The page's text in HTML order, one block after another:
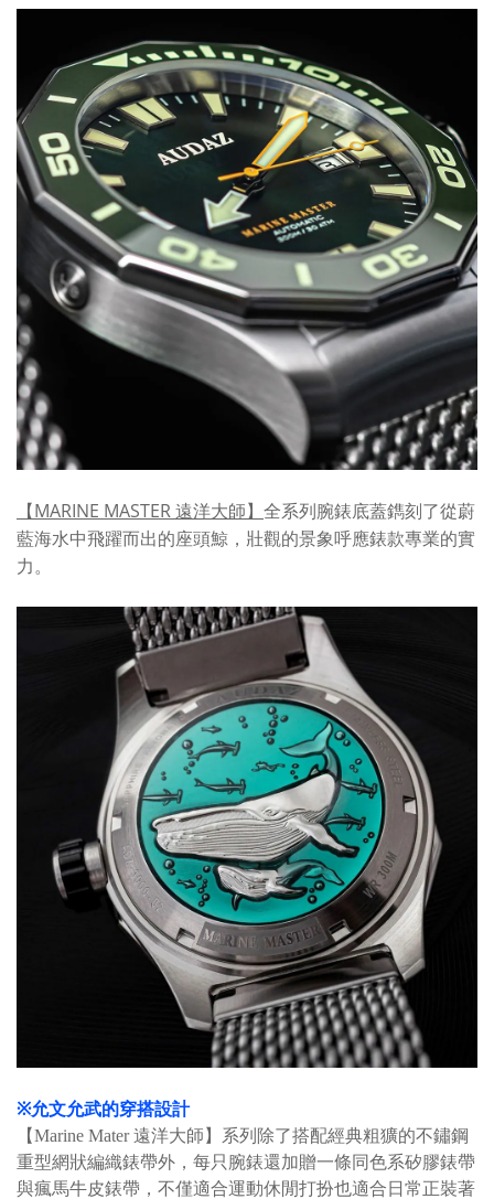
【MARINE MASTER 遠洋大師】 全系列腕錶底蓋鐫刻了從蔚
藍海水中飛躍而出的座頭鯨，壯觀的景象呼應錶款專業的實
力。
※允文允武的穿搭設計
【Marine Mater 遠洋大師】系列除了搭配經典粗獷的不鏽鋼
重型網狀編織錶帶外，每只腕錶還加贈一條同色系矽膠錶帶
與瘋馬牛皮錶帶，不僅適合運動休閒打扮也適合日常正裝著